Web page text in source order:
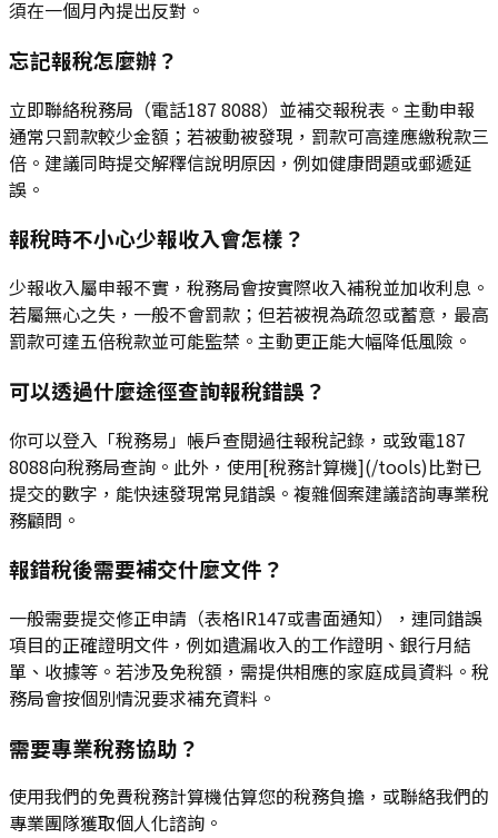
須在一個月內提出反對。
忘記報稅怎麼辦？
立即聯絡稅務局（電話187 8088）並補交報稅表。主動申報
通常只罰款較少金額；若被動被發現，罰款可高達應繳稅款三
倍。建議同時提交解釋信說明原因，例如健康問題或郵遞延
誤。
報稅時不小心少報收入會怎樣？
少報收入屬申報不實，稅務局會按實際收入補稅並加收利息。
若屬無心之失，一般不會罰款；但若被視為疏忽或蓄意，最高
罰款可達五倍稅款並可能監禁。主動更正能大幅降低風險。
可以透過什麼途徑查詢報稅錯誤？
你可以登入「稅務易」帳戶查閱過往報稅記錄，或致電187
8088向稅務局查詢。此外，使用[稅務計算機](/tools)比對已
提交的數字，能快速發現常見錯誤。複雜個案建議諮詢專業稅
務顧問。
報錯稅後需要補交什麼文件？
一般需要提交修正申請（表格IR147或書面通知），連同錯誤
項目的正確證明文件，例如遺漏收入的工作證明、銀行月結
單、收據等。若涉及免稅額，需提供相應的家庭成員資料。稅
務局會按個別情況要求補充資料。
需要專業稅務協助？
使用我們的免費稅務計算機估算您的稅務負擔，或聯絡我們的
專業團隊獲取個人化諮詢。